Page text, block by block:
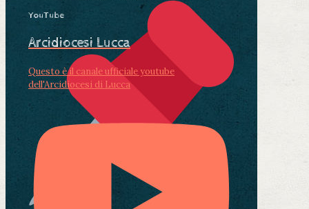
YouTube
Arcidiocesi Lucca
Questo è il canale ufficiale youtube
dell'Arcidiocesi di Lucca